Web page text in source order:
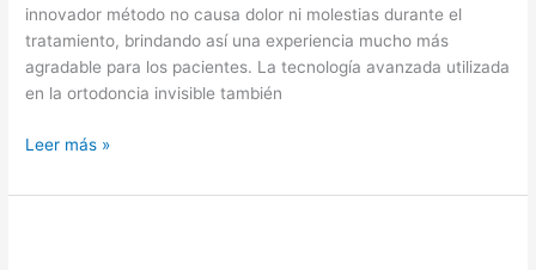
innovador método no causa dolor ni molestias durante el
tratamiento, brindando así una experiencia mucho más
agradable para los pacientes. La tecnología avanzada utilizada
en la ortodoncia invisible también
Leer más »